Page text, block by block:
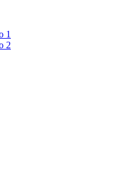
1
2